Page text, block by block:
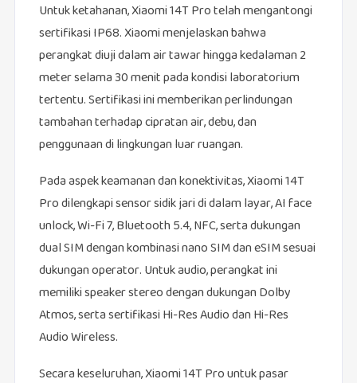
Untuk ketahanan, Xiaomi 14T Pro telah mengantongi
sertifikasi IP68. Xiaomi menjelaskan bahwa
perangkat diuji dalam air tawar hingga kedalaman 2
meter selama 30 menit pada kondisi laboratorium
tertentu. Sertifikasi ini memberikan perlindungan
tambahan terhadap cipratan air, debu, dan
penggunaan di lingkungan luar ruangan.
Pada aspek keamanan dan konektivitas, Xiaomi 14T
Pro dilengkapi sensor sidik jari di dalam layar, AI face
unlock, Wi-Fi 7, Bluetooth 5.4, NFC, serta dukungan
dual SIM dengan kombinasi nano SIM dan eSIM sesuai
dukungan operator. Untuk audio, perangkat ini
memiliki speaker stereo dengan dukungan Dolby
Atmos, serta sertifikasi Hi-Res Audio dan Hi-Res
Audio Wireless.
Secara keseluruhan, Xiaomi 14T Pro untuk pasar